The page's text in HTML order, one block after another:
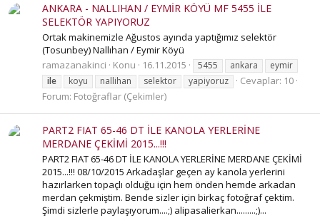
ANKARA - NALLIHAN / EYMİR KÖYÜ MF 5455 İLE
SELEKTÖR YAPIYORUZ
Ortak makinemizle Ağustos ayında yaptığımız selektör
(Tosunbey) Nallıhan / Eymir Köyü
ramazanakinci
Konu 16.11.2015 5455 ankara
eymir
ile
koyu nallihan selektor yapiyoruz
Cevaplar: 10
Forum: Fotoğraflar (Çekimler)
PART2 FIAT 65-46 DT İLE KANOLA YERLERİNE
MERDANE ÇEKİMİ 2015...!!!
PART2 FIAT 65-46 DT İLE KANOLA YERLERİNE MERDANE ÇEKİMİ
2015...!!! 08/10/2015 Arkadaşlar geçen ay kanola yerlerini
hazırlarken topaçlı olduğu için hem önden hemde arkadan
merdan çekmiştim. Bende sizler için birkaç fotoğraf çektim.
Şimdi sizlerle paylaşıyorum....;) alipasalierkan.........;)...